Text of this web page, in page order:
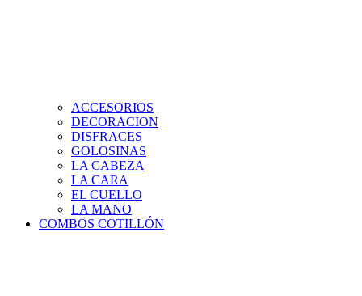
ACCESORIOS
DECORACION
DISFRACES
GOLOSINAS
LA CABEZA
LA CARA
EL CUELLO
LA MANO
COMBOS COTILLÓN